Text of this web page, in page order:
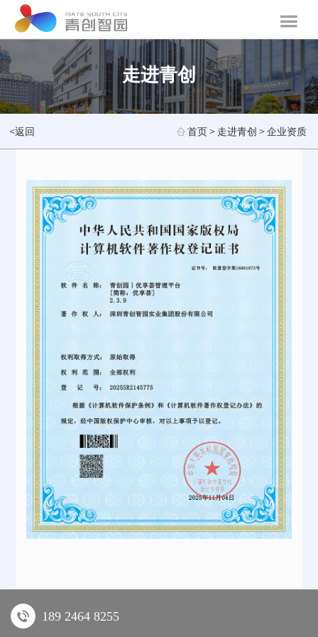
走进青创
<返回 首页> 走进青创 >企业资质
189 2464 8255